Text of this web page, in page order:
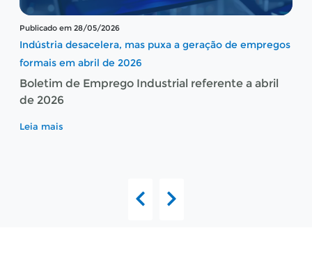
Publicado em 28/05/2026
Indústria desacelera, mas puxa a geração de empregos
formais em abril de 2026
Boletim de Emprego Industrial referente a abril
de 2026
Leia mais